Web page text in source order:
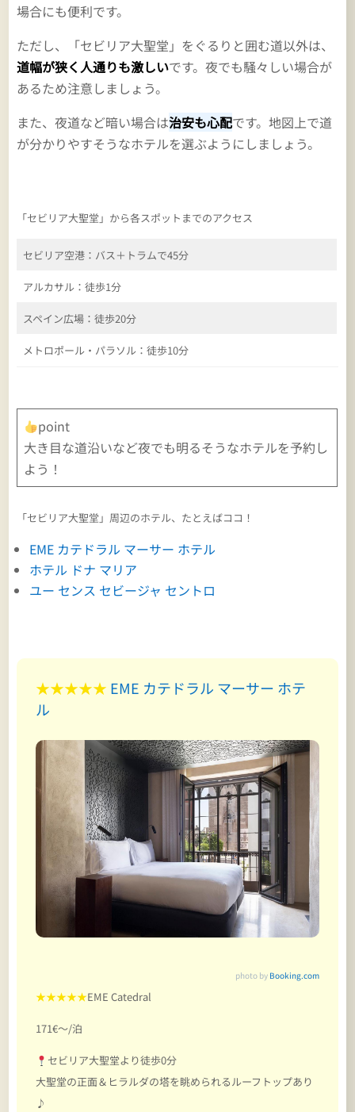
場合にも便利です。
ただし、「セビリア大聖堂」をぐるりと囲む道以外は、
道幅が狭く人通りも激しいです。夜でも騒々しい場合が
あるため注意しましょう。
また、夜道など暗い場合は治安も心配です。地図上で道
が分かりやすそうなホテルを選ぶようにしましょう。
「セビリア大聖堂」から各スポットまでのアクセス
セビリア空港：バス＋トラムで45分
アルカサル：徒歩1分
スペイン広場：徒歩20分
メトロポール・パラソル：徒歩10分
point
大き目な道沿いなど夜でも明るそうなホテルを予約し
よう！
「セビリア大聖堂」周辺のホテル、たとえばココ！
EME カテドラル マーサー ホテル
ホテル ドナ マリア
ユー センス セビージャ セントロ
★★★★★ EME カテドラル マーサー ホテ
ル
photo by Booking.com
★★★★★EME Catedral
171€～/泊
セビリア大聖堂より徒歩0分
大聖堂の正面＆ヒラルダの塔を眺められるルーフトップあり
♪